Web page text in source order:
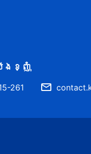
ង​ខ្ញុំ
261